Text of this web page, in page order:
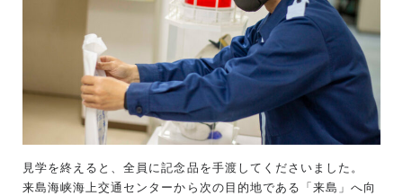
見学を終えると、全員に記念品を手渡してくださいました。
来島海峡海上交通センターから次の目的地である「来島」へ向